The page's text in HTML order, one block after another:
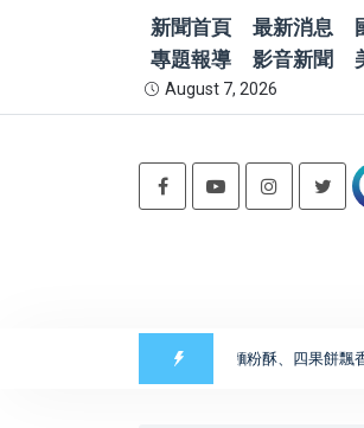
新聞首頁 最新消息
專題報導
影音新聞
August 7, 2026
美香餅舖古早味麵粉酥、四果餅飄香一甲子 台